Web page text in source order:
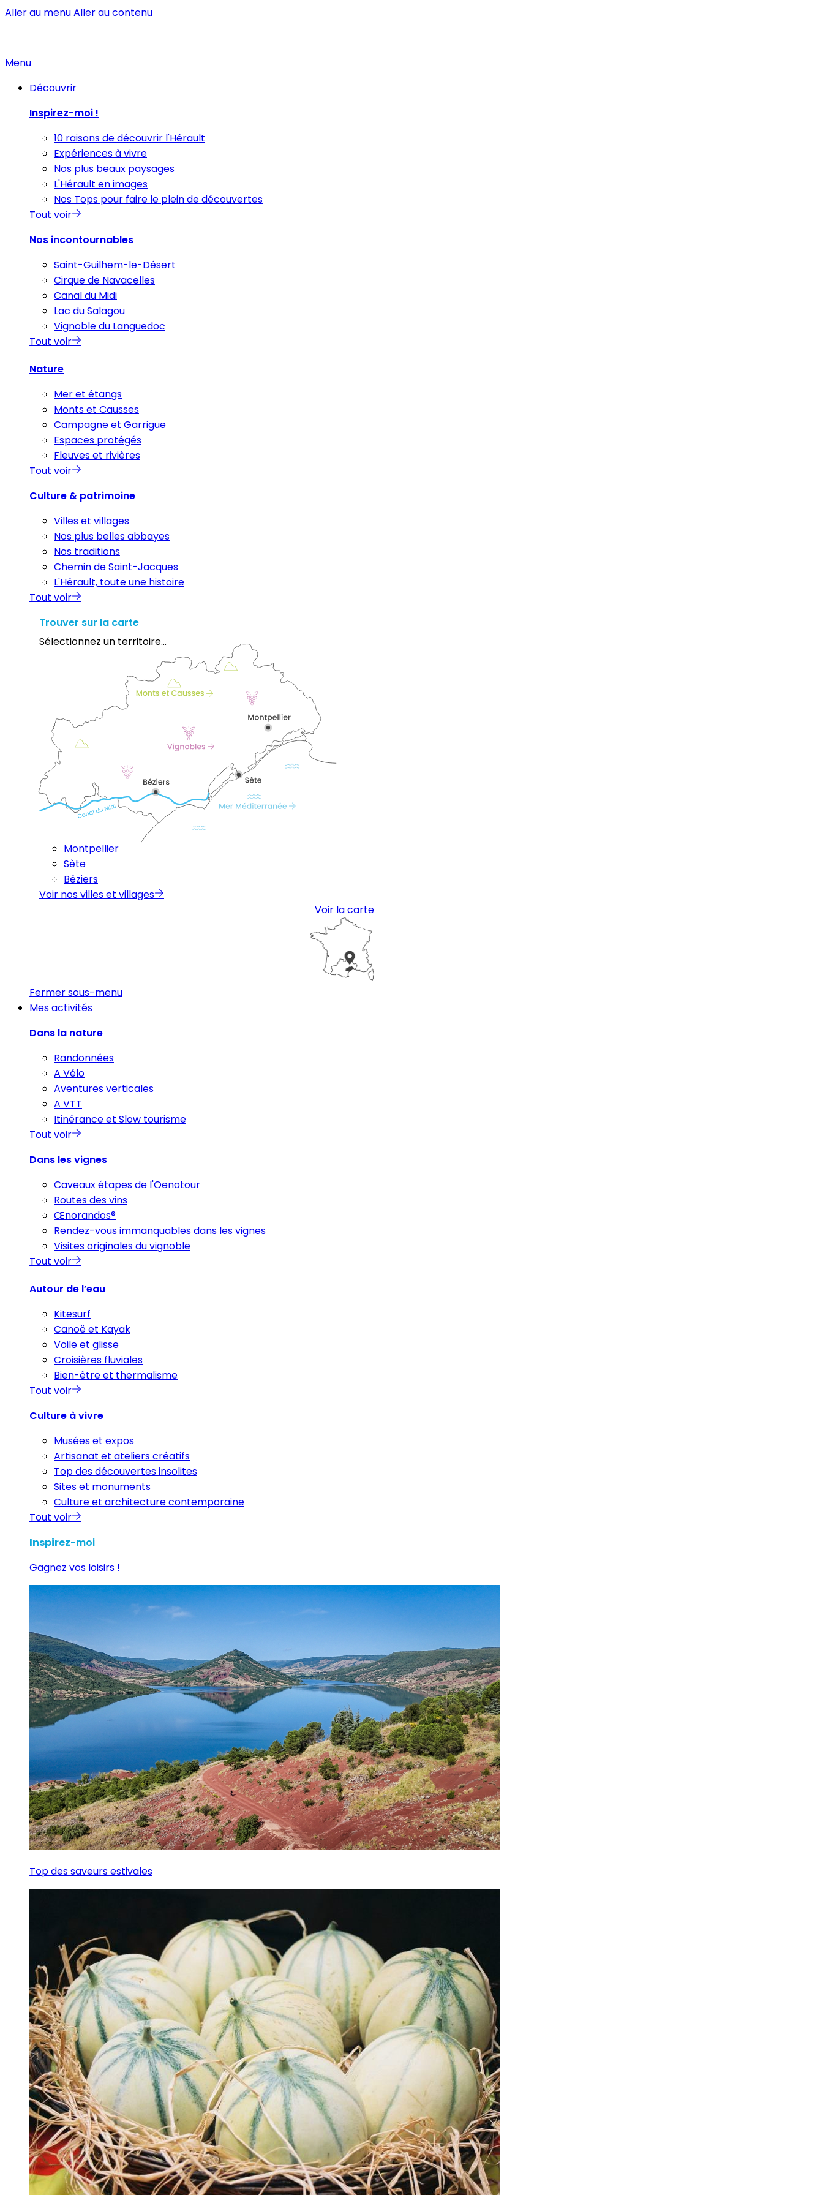
Aller au menuAller au contenu
Menu
Découvrir
Inspirez-moi !
10 raisons de découvrir l'Hérault
Expériences à vivre
Nos plus beaux paysages
L'Hérault en images
Nos Tops pour faire le plein de découvertes
Tout voir
Nos incontournables
Saint-Guilhem-le-Désert
Cirque de Navacelles
Canal du Midi
Lac du Salagou
Vignoble du Languedoc
Tout voir
Nature
Mer et étangs
Monts et Causses
Campagne et Garrigue
Espaces protégés
Fleuves et rivières
Tout voir
Culture & patrimoine
Villes et villages
Nos plus belles abbayes
Nos traditions
Chemin de Saint-Jacques
L'Hérault, toute une histoire
Tout voir
Trouver sur la carte
Sélectionnez un territoire...
Montpellier
Sète
Béziers
Voir nos villes et villages
Voir la carte
Fermer sous-menu
Mes activités
Dans la nature
Randonnées
A Vélo
Aventures verticales
A VTT
Itinérance et Slow tourisme
Tout voir
Dans les vignes
Caveaux étapes de l'Oenotour
Routes des vins
Œnorandos®
Rendez-vous immanquables dans les vignes
Visites originales du vignoble
Tout voir
Autour de l’eau
Kitesurf
Canoë et Kayak
Voile et glisse
Croisières fluviales
Bien-être et thermalisme
Tout voir
Culture à vivre
Musées et expos
Artisanat et ateliers créatifs
Top des découvertes insolites
Sites et monuments
Culture et architecture contemporaine
Tout voir
Inspirez-moi
Gagnez vos loisirs !
Top des saveurs estivales